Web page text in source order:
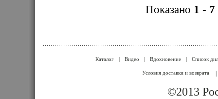
Показано 1 - 7
Каталог | Видео | Вдохновение | Список
Условия доставки и возврата
©2013